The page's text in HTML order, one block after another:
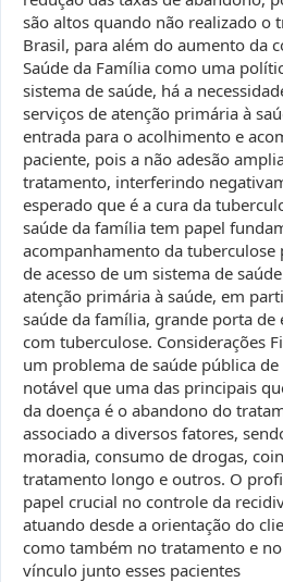
são altos quando não realizado o
Brasil, para além do aumento da
Saúde da Família como uma
sistema de saúde, há a
serviços de atenção primária à
entrada para o acolhimento e
paciente, pois a não adesão
tratamento, interferindo
esperado que é a cura da
saúde da família tem papel
acompanhamento da
de acesso de um sistema de
atenção primária à saúde, em
saúde da família, grande porta de
com tuberculose. Considerações
um problema de saúde pública
notável que uma das principais
da doença é o abandono do
associado a diversos fatores,
moradia, consumo de drogas,
tratamento longo e outros. O
papel crucial no controle da
atuando desde a orientação do
como também no tratamento e
vínculo junto esses pacientes